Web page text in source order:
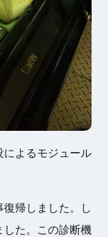
よるモジュール
帰しました。し
た。この診断機